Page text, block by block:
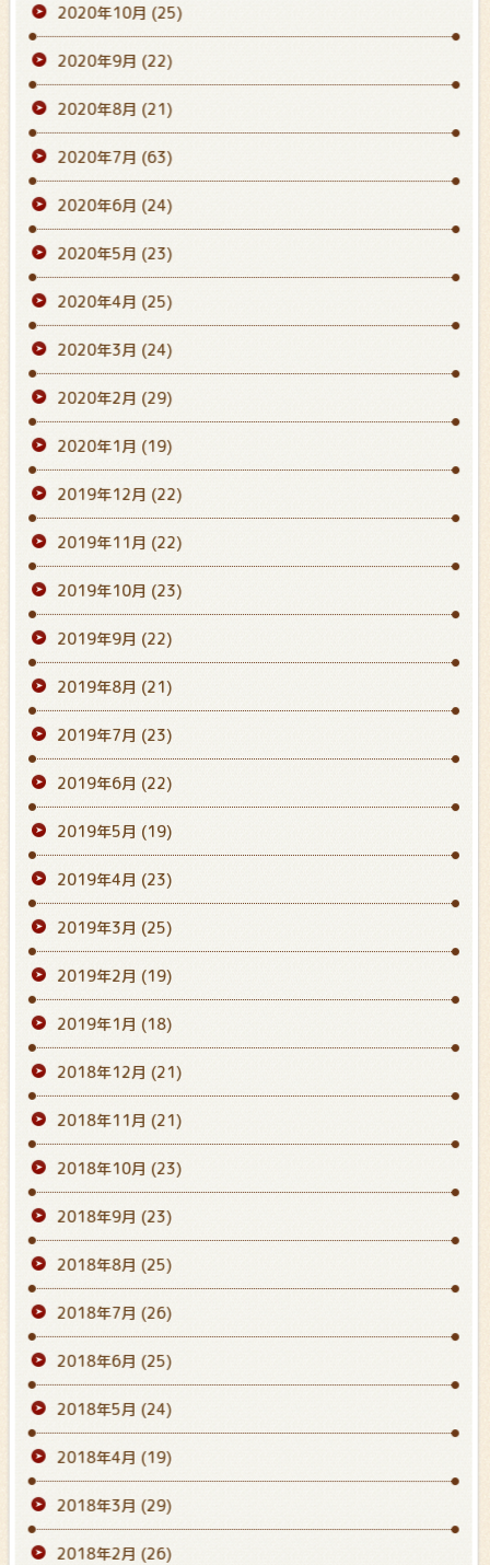
2020年10月 (25)
2020年9月 (22)
2020年8月 (21)
2020年7月 (63)
2020年6月 (24)
2020年5月 (23)
2020年4月 (25)
2020年3月 (24)
2020年2月 (29)
2020年1月 (19)
2019年12月 (22)
2019年11月 (22)
2019年10月 (23)
2019年9月 (22)
2019年8月 (21)
2019年7月 (23)
2019年6月 (22)
2019年5月 (19)
2019年4月 (23)
2019年3月 (25)
2019年2月 (19)
2019年1月 (18)
2018年12月 (21)
2018年11月 (21)
2018年10月 (23)
2018年9月 (23)
2018年8月 (25)
2018年7月 (26)
2018年6月 (25)
2018年5月 (24)
2018年4月 (19)
2018年3月 (29)
2018年2月 (26)